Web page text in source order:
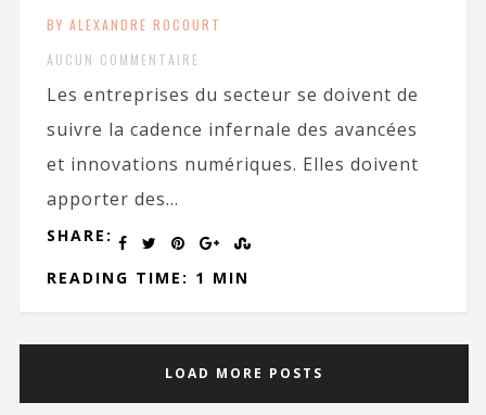
BY ALEXANDRE ROCOURT
AUCUN COMMENTAIRE
Les entreprises du secteur se doivent de
suivre la cadence infernale des avancées
et innovations numériques. Elles doivent
apporter des...
SHARE:
READING TIME: 1 MIN
LOAD MORE POSTS